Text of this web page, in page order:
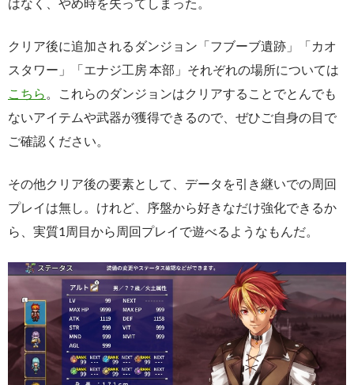
クリア後に追加されるダンジョン「フブーブ遺跡」「カオ
スタワー」「エナジ工房 本部」それぞれの場所については
こちら 。これらのダンジョンはクリアすることでとんでも
ないアイテムや武器が獲得できるので、ぜひご自身の目で
ご確認ください。
その他クリア後の要素として、データを引き継いでの周回
プレイは無し。けれど、序盤から好きなだけ強化できるか
ら、実質1周目から周回プレイで遊べるようなもんだ。